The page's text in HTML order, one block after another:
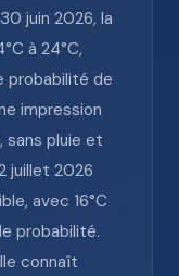
juin 2026, la
à 24°C,
probabilité de
impression
sans pluie et
juillet 2026
avec 16°C
probabilité.
connaît